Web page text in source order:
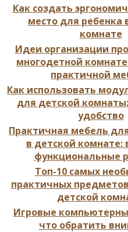
Как создать
место для ребенка
комнате
Идеи организации
многодетной
практичной
Как использовать
для детской
удобство
Практичная мебель
в детской комнате:
функциональные
Топ-10 самых
практичных
детской
Игровые
что обратить